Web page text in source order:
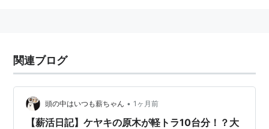
関連ブログ
頭の中はいつも薪ちゃん • 1ヶ月前
【薪活日記】ケヤキの原木が軽トラ10台分！？大